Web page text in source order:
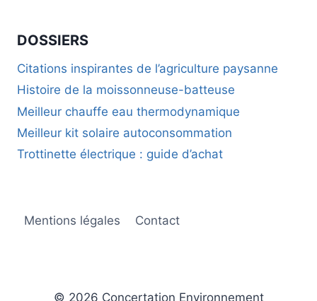
DOSSIERS
Citations inspirantes de l’agriculture paysanne
Histoire de la moissonneuse-batteuse
Meilleur chauffe eau thermodynamique
Meilleur kit solaire autoconsommation
Trottinette électrique : guide d’achat
Mentions légales Contact
© 2026 Concertation Environnement